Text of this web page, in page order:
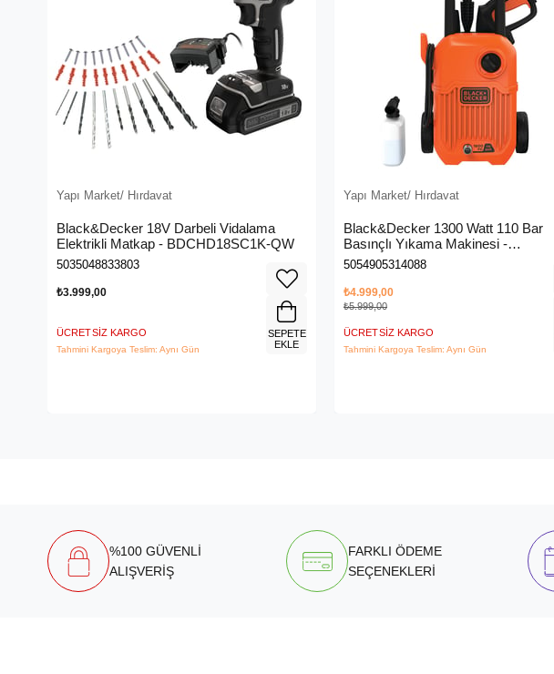
Yapı Market/ Hırdavat
Black&Decker 18V Darbeli Vidalama
Elektrikli Matkap - BDCHD18SC1K-QW
5035048833803
₺3.999,00
ÜCRETSIZ KARGO
Tahmini Kargoya Teslim: Aynı Gün
SEPETE
EKLE
Yapı Market/ Hırdavat
Black&Decker 1300 Watt 110 Bar
Basınçlı Yıkama Makinesi -
(BEPW1300L-QS)
5054905314088
₺4.999,00
₺5.999,00
ÜCRETSIZ KARGO
Tahmini Kargoya Teslim: Aynı Gün
%100 GÜVENLİ
ALIŞVERİŞ
FARKLI ÖDEME
SEÇENEKLERİ